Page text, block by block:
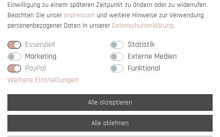
Einwilligung zu einem späteren Zeitpunkt zu ändern oder zu widerrufen.
Beachten Sie unser Impressum und weitere Hinweise zur Verwendung
personenbezogener Daten in unserer Daten­schutz­erklärung.
Essenziell
Statistik
Marketing
Externe Medien
PayPal
Funktional
Weitere Einstellungen
Alle akzeptieren
Alle ablehnen